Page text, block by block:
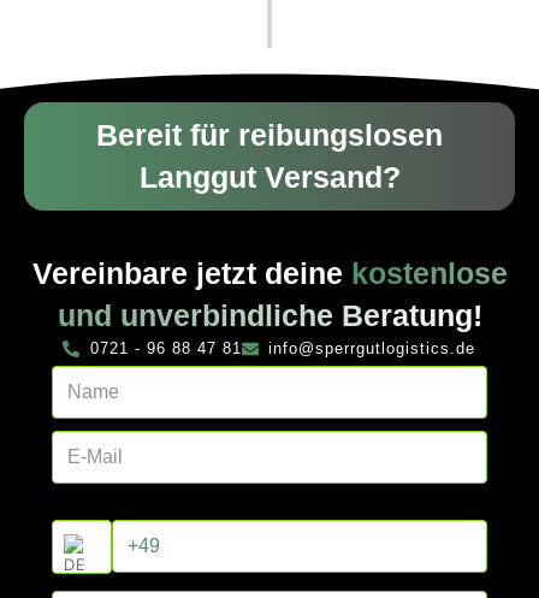
Bereit für reibungslosen
Langgut Versand?
Vereinbare jetzt deine kostenlose
und unverbindliche Beratung!
0721 - 96 88 47 81 info@sperrgutlogistics.de